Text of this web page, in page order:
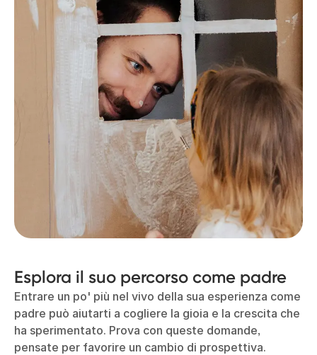
Esplora il suo percorso come padre
Entrare un po' più nel vivo della sua esperienza come
padre può aiutarti a cogliere la gioia e la crescita che
ha sperimentato. Prova con queste domande,
pensate per favorire un cambio di prospettiva.